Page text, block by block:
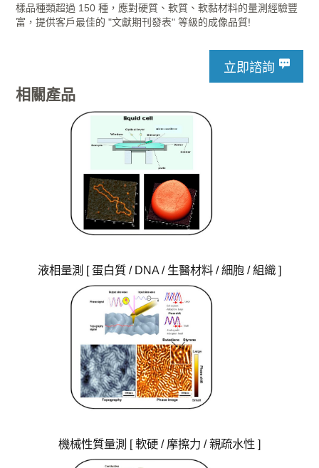
樣品種類超過 150 種，應對硬質、軟質、軟黏材料的量測經驗豐
富，提供客戶最佳的 "文獻期刊發表" 等級的成像品質!
立即諮詢
相關產品
液相量測 [ 蛋白質 / DNA / 生醫材料 / 細胞 / 組織 ]
機械性質量測 [ 軟硬 / 摩擦力 / 親疏水性 ]